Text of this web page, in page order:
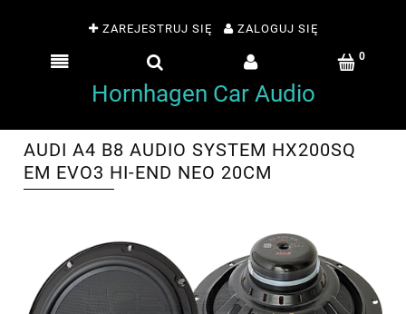
ZAREJESTRUJ SIĘ ZALOGUJ SIĘ
Hornhagen Car Audio
AUDI A4 B8 AUDIO SYSTEM HX200SQ
EM EVO3 HI-END NEO 20CM